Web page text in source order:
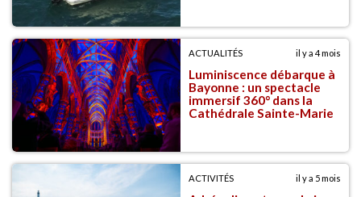
ACTUALITÉS il y a 4 mois
Luminiscence débarque à
Bayonne : un spectacle
immersif 360° dans la
Cathédrale Sainte-Marie
ACTIVITÉS il y a 5 mois